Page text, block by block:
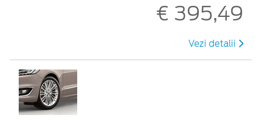
€ 395,49
Vezi detalii